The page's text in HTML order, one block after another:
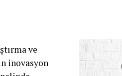
ve
inovasyon